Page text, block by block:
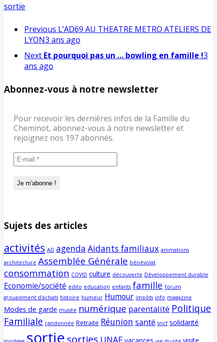
sortie
Previous L’AD69 AU THEATRE METRO ATELIERS DE
LYON3 ans ago
Next Et pourquoi pas un … bowling en famille !3
ans ago
Abonnez-vous à notre newsletter
Pour recevoir les dernières infos de la Famille du
Cheminot, abonnez-vous à notre newsletter et
rejoignez nos 197 abonnés.
Sujets des articles
activités AD agenda Aidants familiaux animations
architecture Assemblée Générale bénévolat
consommation COVID culture découverte Développement durable
Economie/société edito education enfants famille forum
groupement d'achats histoire humeur Humour impôts info magazine
Modes de garde musée numérique parentalité Politique
Familiale randonnée Retraite Réunion santé sncf solidarité
sortie sorties UNAF